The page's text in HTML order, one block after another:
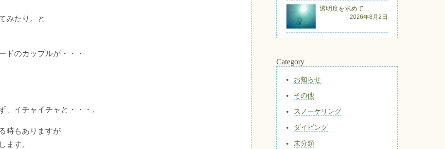
みたり。と
ドのカップルが・・・
、イチャイチャと・・・。
時もありますが
ます。
透明度を求めて…
2026年8月2日
Category
お知らせ
その他
スノーケリング
ダイビング
未分類